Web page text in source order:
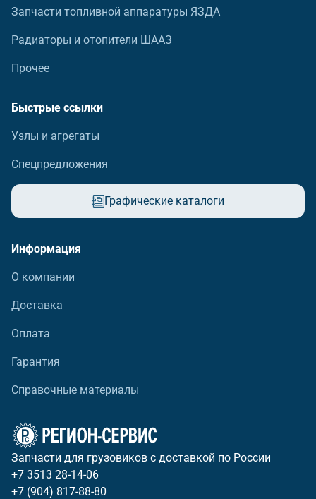
Запчасти топливной аппаратуры ЯЗДА
Радиаторы и отопители ШААЗ
Прочее
Быстрые ссылки
Узлы и агрегаты
Спецпредложения
Графические каталоги
Информация
О компании
Доставка
Оплата
Гарантия
Справочные материалы
Запчасти для грузовиков с доставкой по России
+7 3513 28-14-06
+7 (904) 817-88-80